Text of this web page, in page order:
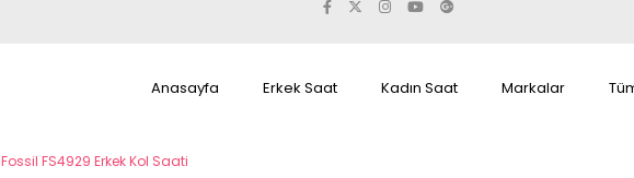
Anasayfa Erkek Saat Kadın Saat Markalar
Fossil FS4929 Erkek Kol Saati